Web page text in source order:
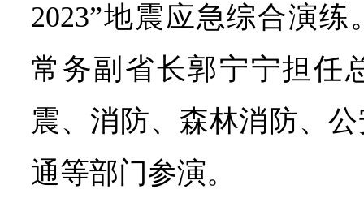
2023”地震应急综合演
常务副省长郭宁宁担任
震、消防、森林消防、
通等部门参演。